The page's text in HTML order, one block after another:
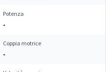
Potenza
-
Coppia motrice
-